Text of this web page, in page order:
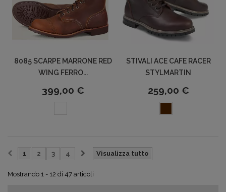
8085 SCARPE MARRONE RED
WING FERRO...
399,00 €
STIVALI ACE CAFE RACER
STYLMARTIN
259,00 €
Visualizza tutto
1 2 3 4
Mostrando 1 - 12 di 47 articoli